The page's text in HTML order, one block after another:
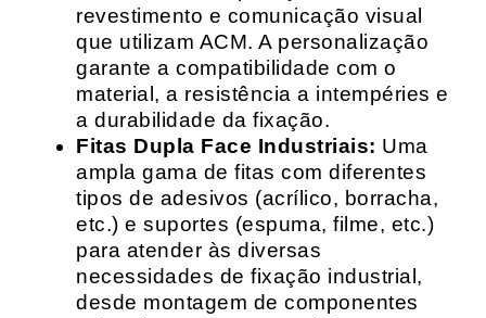
revestimento e comunicação visual
que utilizam ACM. A personalização
garante a compatibilidade com o
material, a resistência a intempéries e
a durabilidade da fixação.
Fitas Dupla Face Industriais: Uma
ampla gama de fitas com diferentes
tipos de adesivos (acrílico, borracha,
etc.) e suportes (espuma, filme, etc.)
para atender às diversas
necessidades de fixação industrial,
desde montagem de componentes